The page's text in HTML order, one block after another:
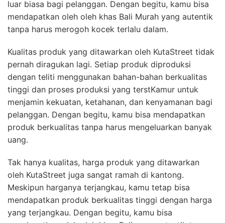
luar biasa bagi pelanggan. Dengan begitu, kamu bisa
mendapatkan oleh oleh khas Bali Murah yang autentik
tanpa harus merogoh kocek terlalu dalam.
Kualitas produk yang ditawarkan oleh KutaStreet tidak
pernah diragukan lagi. Setiap produk diproduksi
dengan teliti menggunakan bahan-bahan berkualitas
tinggi dan proses produksi yang terstKamur untuk
menjamin kekuatan, ketahanan, dan kenyamanan bagi
pelanggan. Dengan begitu, kamu bisa mendapatkan
produk berkualitas tanpa harus mengeluarkan banyak
uang.
Tak hanya kualitas, harga produk yang ditawarkan
oleh KutaStreet juga sangat ramah di kantong.
Meskipun harganya terjangkau, kamu tetap bisa
mendapatkan produk berkualitas tinggi dengan harga
yang terjangkau. Dengan begitu, kamu bisa